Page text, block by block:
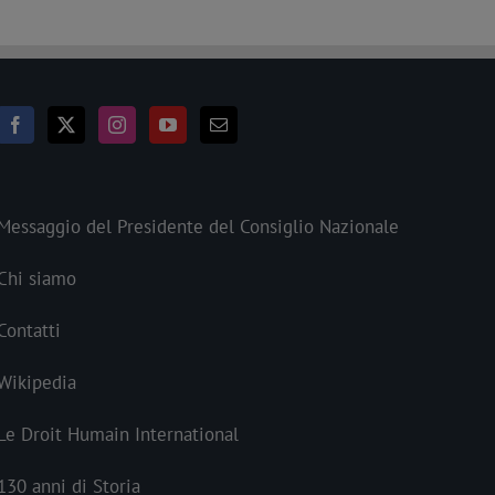
del Presidente del Consiglio Nazionale
siamo
Droit Humain International
anni di Storia